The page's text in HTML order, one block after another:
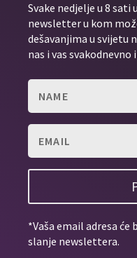
Svake nedjelje u 8
newsletter u kom
dešavanjima u svijetu
nas i vas svakodnevno
*Vaša email adresa
slanje newslettera.